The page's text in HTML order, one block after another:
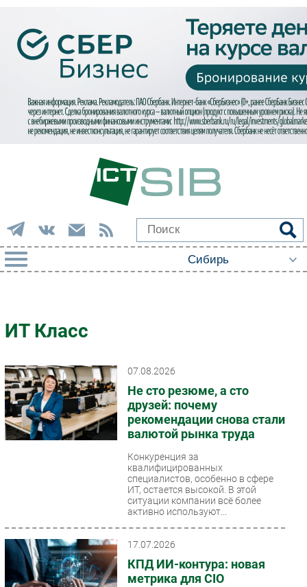
Импорто­замещение
Интернет
Мобильная связь
Фиксированная связь
Интеграция
Рынок ПК
Outsourcing
Кадры
Регулирование
ИТ Класс
07.08.2026
Не сто резюме, а сто
друзей: почему
рекомендации снова стали
валютой рынка труда
Конкуренция за
квалифицированных
специалистов, особенно в сфере
ИТ, остается высокой. В этой
ситуации компании всё более
активно используют...
17.07.2026
КПД ИИ-контура: новая
метрика для CIO